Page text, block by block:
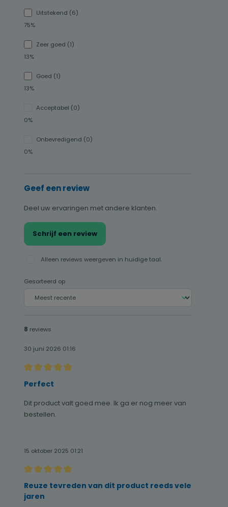
Uitstekend (6)
75%
Zeer goed (1)
13%
Goed (1)
13%
Acceptabel (0)
0%
Onbevredigend (0)
0%
Geef een review
Deel uw ervaringen met andere klanten.
Schrijf een review
Alleen reviews weergeven in huidige taal.
Gesorteerd op
8 reviews
30 juni 2026 01:16
Recensie met een waardering van 5 van de 5 sterren
Perfect
Dit product valt goed mee. Ik ga er nog meer van
bestellen.
15 oktober 2025 01:21
Recensie met een waardering van 5 van de 5 sterren
Reuze tevreden van dit product reeds vele
jaren